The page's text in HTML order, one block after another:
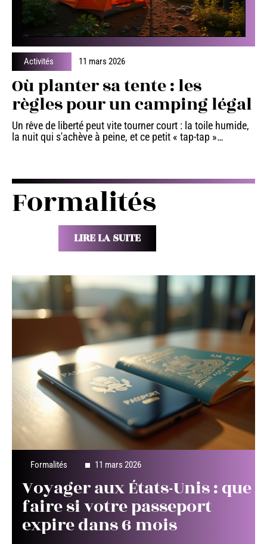
Activités 11 mars 2026
Où planter sa tente : les
règles pour un camping légal
Un rêve de liberté peut vite tourner court : la toile humide,
la nuit qui s'achève à peine, et ce petit « tap-tap »…
Formalités
LIRE LA SUITE
Formalités 11 mars 2026
Voyager aux États-Unis : que
faire si votre passeport
expire dans 6 mois